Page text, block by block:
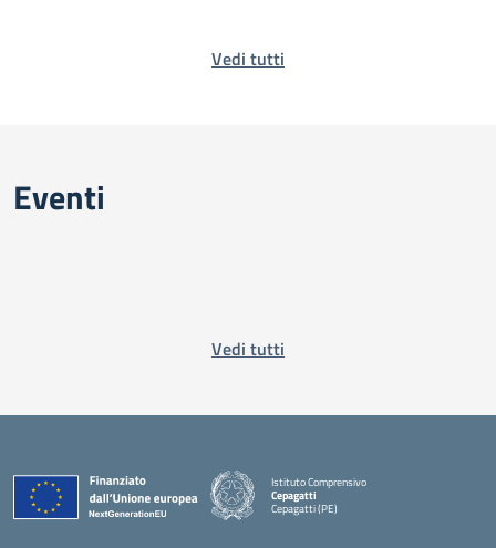
Vedi tutti
Eventi
Vedi tutti
Istituto Comprensivo
Cepagatti
Cepagatti (PE)
— Visita la pagina iniziale della scuola